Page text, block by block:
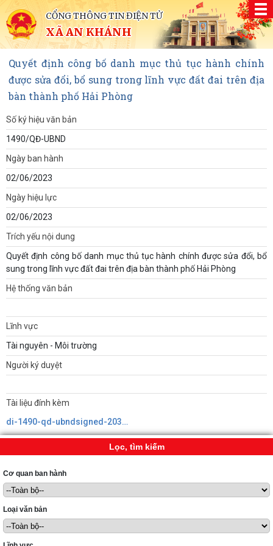
CỔNG THÔNG TIN ĐIỆN TỬ
XÃ AN KHÁNH
Quyết định công bố danh mục thủ tục hành chính
được sửa đổi, bổ sung trong lĩnh vực đất đai trên địa
bàn thành phố Hải Phòng
Số ký hiệu văn bản
1490/QĐ-UBND
Ngày ban hành
02/06/2023
Ngày hiệu lực
02/06/2023
Trích yếu nội dung
Quyết định công bố danh mục thủ tục hành chính được sửa đổi, bổ
sung trong lĩnh vực đất đai trên địa bàn thành phố Hải Phòng
Hệ thống văn bản
Lĩnh vực
Tài nguyên - Môi trường
Người ký duyệt
Tài liệu đính kèm
di-1490-qd-ubndsigned-20310638219241861648412.pdf
Lọc, tìm kiếm
Cơ quan ban hành
Loại văn bản